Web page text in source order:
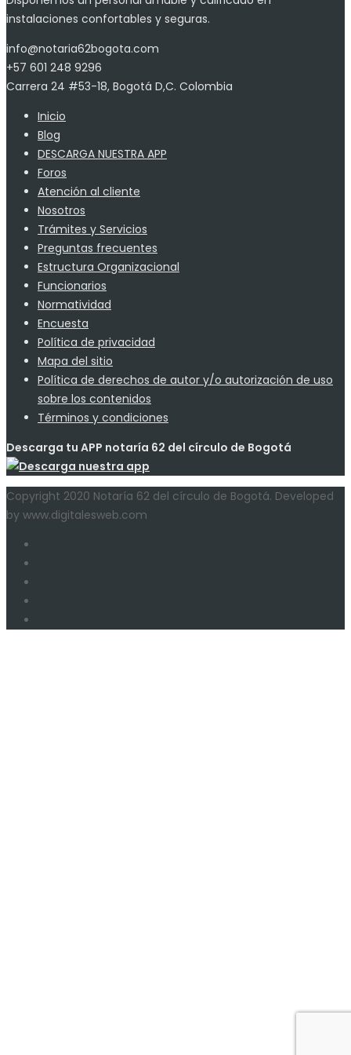
instalaciones confortables y seguras.
info@notaria62bogota.com
+57 601 248 9296
Carrera 24 #53-18, Bogotá D,C. Colombia
Inicio
Blog
DESCARGA NUESTRA APP
Foros
Atención al cliente
Nosotros
Trámites y Servicios
Preguntas frecuentes
Estructura Organizacional
Funcionarios
Normatividad
Encuesta
Política de privacidad
Mapa del sitio
Política de derechos de autor y/o autorización de uso
sobre los contenidos
Términos y condiciones
Descarga tu APP notaría 62 del círculo de Bogotá
Copyright 2020 Notaría 62 del círculo de Bogotá. Developed
by www.digitalesweb.com